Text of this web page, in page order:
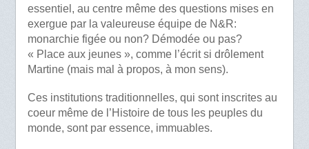
essentiel, au centre même des questions mises en
exergue par la valeureuse équipe de N&R:
monarchie figée ou non? Démodée ou pas?
« Place aux jeunes », comme l’écrit si drôlement
Martine (mais mal à propos, à mon sens).
Ces institutions traditionnelles, qui sont inscrites au
coeur même de l’Histoire de tous les peuples du
monde, sont par essence, immuables.